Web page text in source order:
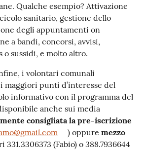
Qualche esempio? Attivazione
sanitario, gestione dello
degli appuntamenti on
a bandi, concorsi, avvisi,
sussidi, e molto altro.
i volontari comunali
punti d’interesse del
informativo con il programma del
anche sui media
consigliata la pre-iscrizione
) oppure mezzo
331.3306373 (Fabio) o 388.7936644